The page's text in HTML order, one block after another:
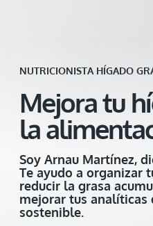
NUTRICIONISTA HÍGADO
Mejora tu
la
Soy Arnau Martínez,
Te ayudo a organizar
reducir la grasa
mejorar tus
sostenible.